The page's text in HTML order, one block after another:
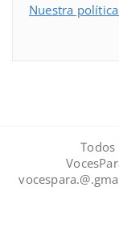
Nuestra